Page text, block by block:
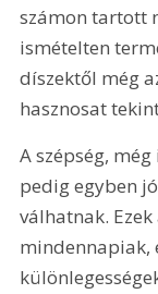
számon tartott
ismételten
díszektől még
hasznosat
A szépség,
pedig egyben
válhatnak.
mindennapiak,